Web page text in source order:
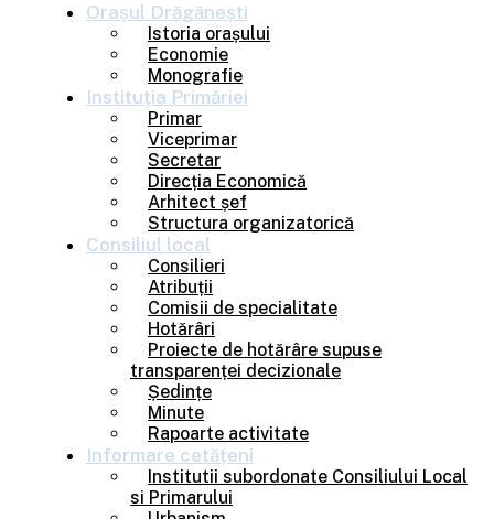
Orașul Drăgănești
Istoria orașului
Economie
Monografie
Instituția Primăriei
Primar
Viceprimar
Secretar
Direcția Economică
Arhitect șef
Structura organizatorică
Consiliul local
Consilieri
Atribuții
Comisii de specialitate
Hotărâri
Proiecte de hotărâre supuse
transparenței decizionale
Ședințe
Minute
Rapoarte activitate
Informare cetățeni
Institutii subordonate Consiliului Local
si Primarului